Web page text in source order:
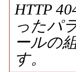
HTTP
ったパ
ールの
す。